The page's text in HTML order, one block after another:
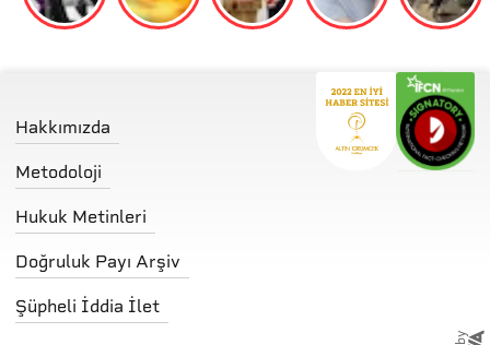
Hakkımızda
Metodoloji
Hukuk Metinleri
Doğruluk Payı Arşiv
Şüpheli İddia İlet